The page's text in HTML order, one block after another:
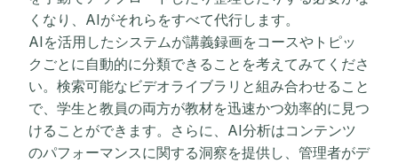
くなり、AIがそれらをすべて代行します。
AIを活用したシステムが講義録画をコースやトピッ
クごとに自動的に分類できることを考えてみてくださ
い。検索可能なビデオライブラリと組み合わせること
で、学生と教員の両方が教材を迅速かつ効率的に見つ
けることができます。さらに、AI分析はコンテンツ
のパフォーマンスに関する洞察を提供し、管理者がデ